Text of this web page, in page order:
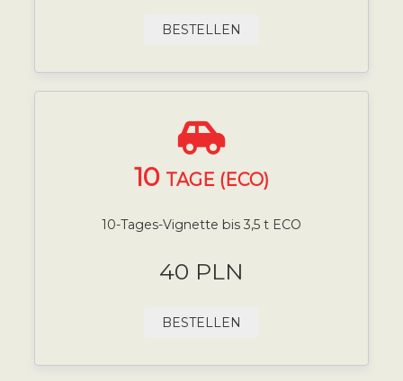
BESTELLEN
10 TAGE (ECO)
10-Tages-Vignette bis 3,5 t ECO
40 PLN
BESTELLEN